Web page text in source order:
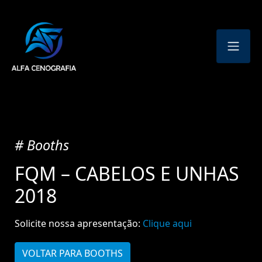
# Booths
FQM – CABELOS E UNHAS
2018
Solicite nossa apresentação: Clique aqui
VOLTAR PARA BOOTHS